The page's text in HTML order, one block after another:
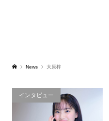
News 大原梓
インタビュー